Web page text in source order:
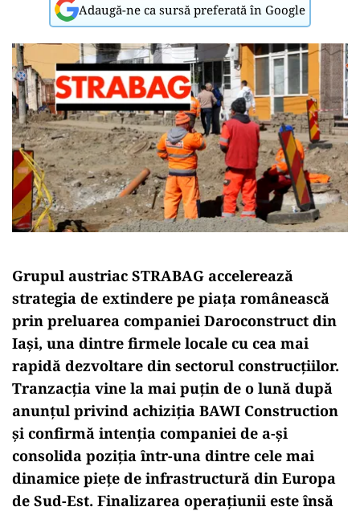
Adaugă-ne ca sursă preferată în Google
Grupul austriac STRABAG accelerează
strategia de extindere pe piața românească
prin preluarea companiei Daroconstruct din
Iași, una dintre firmele locale cu cea mai
rapidă dezvoltare din sectorul construcțiilor.
Tranzacția vine la mai puțin de o lună după
anunțul privind achiziția BAWI Construction
și confirmă intenția companiei de a-și
consolida poziția într-una dintre cele mai
dinamice piețe de infrastructură din Europa
de Sud-Est. Finalizarea operațiunii este însă